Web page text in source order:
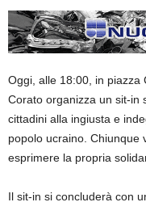
Oggi, alle 18:00, in piazza
Corato organizza un sit-in
cittadini alla ingiusta e
popolo ucraino. Chiunque
esprimere la propria
Il sit-in si concluderà con